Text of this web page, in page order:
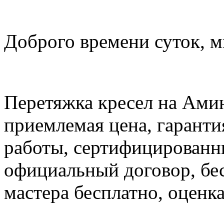
Доброго времени суток,
Перетяжка кресел на
приемлемая цена,
работы,
официальный договор,
мастера бесплатно,